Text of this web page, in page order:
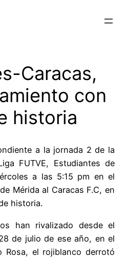
Caracas,
con
historia
a la jornada 2 de la
FUTVE, Estudiantes de
a las 5:15 pm en el
Mérida al Caracas F.C, en
historia.
han rivalizado desde el
de julio de ese año, en el
Rosa, el rojiblanco derrotó